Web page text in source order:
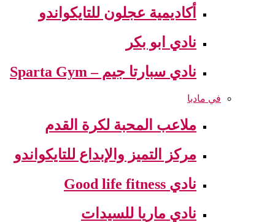
أكاديمية عجلون للتايكواندو
نادي ابو بكر
نادي سبارتا جيم – Sparta Gym
في مادبا
ملاعب المحبة لكرة القدم
مركز التميز والإبداع للتايكواندو
نادي Good life fitness
نادي ماريا للسيدات